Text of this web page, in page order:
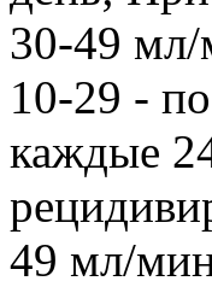
30-49 мл/
10-29 -
каждые
49 мл/